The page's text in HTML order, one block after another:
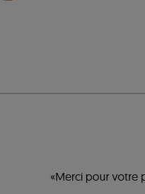
«Merci pour votre